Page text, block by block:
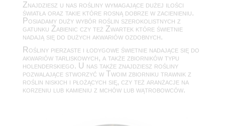
Znajdziesz u nas rośliny wymagające dużej ilości
światła oraz takie które rosną dobrze w zacienieniu.
Posiadamy duży wybór roślin szerokolistnych z
gatunku Żabienic czy też Zwartek które świetnie
nadają się do dużych akwariów ozdobnych.
Rośliny pierzaste i łodygowe świetnie nadające się do
akwariów tarliskowych, a także zbiorników typu
holenderskiego. U nas także znajdziesz rośliny
pozwalające stworzyć w Twoim zbiorniku trawnik z
roślin niskich i płożących się, czy też aranżacje na
korzeniu lub kamieniu z mchów lub wątrobowców.